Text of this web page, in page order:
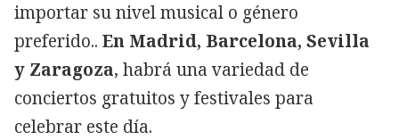
importar su nivel musical o género
preferido.. En Madrid, Barcelona, Sevilla
y Zaragoza, habrá una variedad de
conciertos gratuitos y festivales para
celebrar este día.